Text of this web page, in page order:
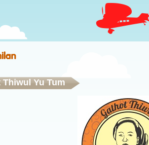
Thiwul Yu Tum